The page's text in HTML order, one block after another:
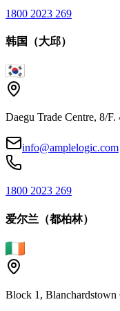
1800 2023 269
韩国（大邱）
Daegu Trade Centre, 8/
info@amplelogic.com
1800 2023 269
爱尔兰（都柏林）
Block 1,